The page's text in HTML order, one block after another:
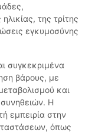
της τρίτης
εγκυμοσύνης
συγκεκριμένα
βάρους, με
και
συνηθειών. Η
εμπειρία στην
όπως